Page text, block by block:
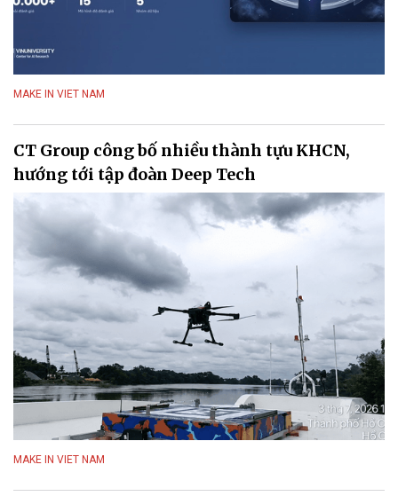
MAKE IN VIET NAM
CT Group công bố nhiều thành tựu KHCN,
hướng tới tập đoàn Deep Tech
MAKE IN VIET NAM